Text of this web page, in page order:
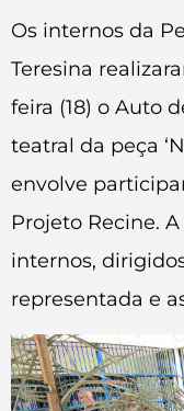
Os internos da
Teresina
feira (18) o Auto
teatral da peça
envolve
Projeto Recine.
internos,
representada e